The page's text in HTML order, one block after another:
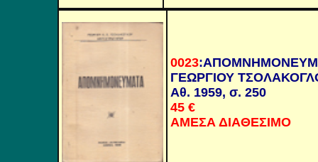
0023:
ΓΕΩΡΓΙΟΥ
Αθ. 1959, σ. 250
45€
ΑΜΕΣΑ ΔΙΑΘΕΣΙΜΟ